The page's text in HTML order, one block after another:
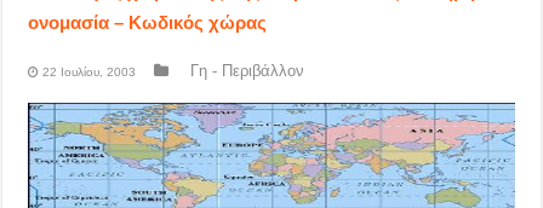
ονομασία – Κωδικός χώρας
22 Ιουλίου, 2003 Γη - Περιβάλλον